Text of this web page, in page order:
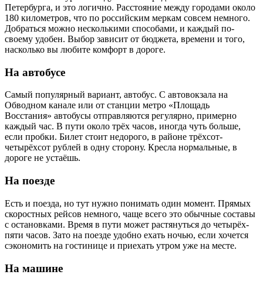
Петербурга, и это логично. Расстояние между городами около
180 километров, что по российским меркам совсем немного.
Добраться можно несколькими способами, и каждый по-
своему удобен. Выбор зависит от бюджета, времени и того,
насколько вы любите комфорт в дороге.
На автобусе
Самый популярный вариант, автобус. С автовокзала на
Обводном канале или от станции метро «Площадь
Восстания» автобусы отправляются регулярно, примерно
каждый час. В пути около трёх часов, иногда чуть больше,
если пробки. Билет стоит недорого, в районе трёхсот-
четырёхсот рублей в одну сторону. Кресла нормальные, в
дороге не устаёшь.
На поезде
Есть и поезда, но тут нужно понимать один момент. Прямых
скоростных рейсов немного, чаще всего это обычные составы
с остановками. Время в пути может растянуться до четырёх-
пяти часов. Зато на поезде удобно ехать ночью, если хочется
сэкономить на гостинице и приехать утром уже на месте.
На машине